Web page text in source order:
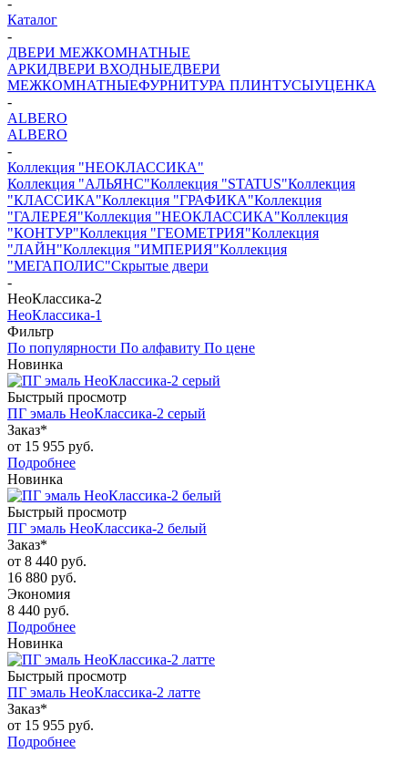
Каталог
-
ДВЕРИ МЕЖКОМНАТНЫЕ
АРКИДВЕРИ ВХОДНЫЕДВЕРИ
МЕЖКОМНАТНЫЕФУРНИТУРА ПЛИНТУСЫУЦЕНКА
-
ALBERO
ALBERO
-
Коллекция "НЕОКЛАССИКА"
Коллекция "АЛЬЯНС"Коллекция "STATUS"Коллекция
"КЛАССИКА"Коллекция "ГРАФИКА"Коллекция
"ГАЛЕРЕЯ"Коллекция "НЕОКЛАССИКА"Коллекция
"КОНТУР"Коллекция "ГЕОМЕТРИЯ"Коллекция
"ЛАЙН"Коллекция "ИМПЕРИЯ"Коллекция
"МЕГАПОЛИС"Скрытые двери
-
НеоКлассика-2
НеоКлассика-1
Фильтр
По популярности По алфавиту По цене
Новинка
Быстрый просмотр
ПГ эмаль НеоКлассика-2 серый
Заказ*
от 15 955 руб.
Подробнее
Новинка
Быстрый просмотр
ПГ эмаль НеоКлассика-2 белый
Заказ*
от 8 440 руб.
16 880 руб.
Экономия
8 440 руб.
Подробнее
Новинка
Быстрый просмотр
ПГ эмаль НеоКлассика-2 латте
Заказ*
от 15 955 руб.
Подробнее